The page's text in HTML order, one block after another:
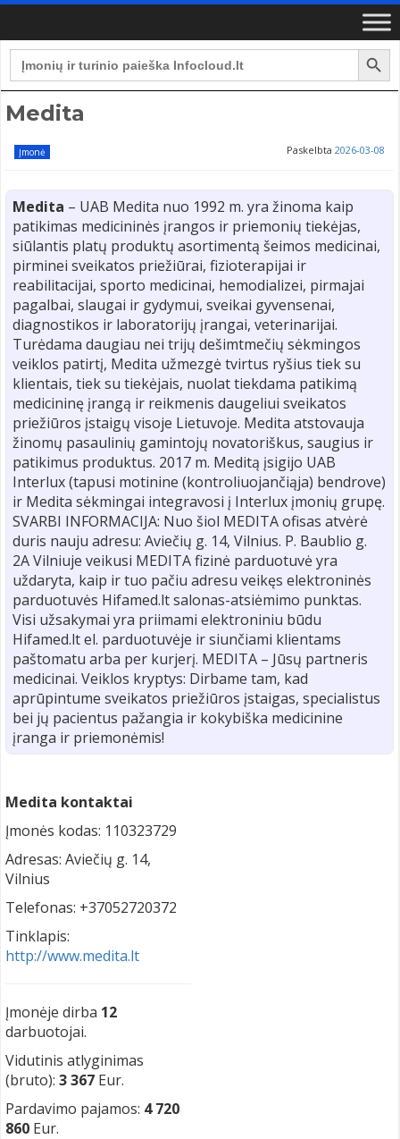
Search
for:
Search Button
Medita
Įmonė Paskelbta 2026-03-08
Medita – UAB Medita nuo 1992 m. yra žinoma kaip
patikimas medicininės įrangos ir priemonių tiekėjas,
siūlantis platų produktų asortimentą šeimos medicinai,
pirminei sveikatos priežiūrai, fizioterapijai ir
reabilitacijai, sporto medicinai, hemodializei, pirmajai
pagalbai, slaugai ir gydymui, sveikai gyvensenai,
diagnostikos ir laboratorijų įrangai, veterinarijai.
Turėdama daugiau nei trijų dešimtmečių sėkmingos
veiklos patirtį, Medita užmezgė tvirtus ryšius tiek su
klientais, tiek su tiekėjais, nuolat tiekdama patikimą
medicininę įrangą ir reikmenis daugeliui sveikatos
priežiūros įstaigų visoje Lietuvoje. Medita atstovauja
žinomų pasaulinių gamintojų novatoriškus, saugius ir
patikimus produktus. 2017 m. Meditą įsigijo UAB
Interlux (tapusi motinine (kontroliuojančiąja) bendrove)
ir Medita sėkmingai integravosi į Interlux įmonių grupę.
SVARBI INFORMACIJA: Nuo šiol MEDITA ofisas atvėrė
duris nauju adresu: Aviečių g. 14, Vilnius. P. Baublio g.
2A Vilniuje veikusi MEDITA fizinė parduotuvė yra
uždaryta, kaip ir tuo pačiu adresu veikęs elektroninės
parduotuvės Hifamed.lt salonas-atsiėmimo punktas.
Visi užsakymai yra priimami elektroniniu būdu
Hifamed.lt el. parduotuvėje ir siunčiami klientams
paštomatu arba per kurjerį. MEDITA – Jūsų partneris
medicinai. Veiklos kryptys: Dirbame tam, kad
aprūpintume sveikatos priežiūros įstaigas, specialistus
bei jų pacientus pažangia ir kokybiška medicinine
įranga ir priemonėmis!
Medita kontaktai
Įmonės kodas: 110323729
Adresas: Aviečių g. 14,
Vilnius
Telefonas: +37052720372
Tinklapis:
http://www.medita.lt
Įmonėje dirba 12
darbuotojai.
Vidutinis atlyginimas
(bruto): 3 367 Eur.
Pardavimo pajamos: 4 720
860 Eur.